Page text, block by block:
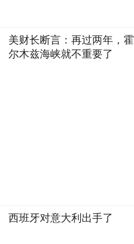
美财长断言：再过两年，霍
尔木兹海峡就不重要了
西班牙对意大利出手了